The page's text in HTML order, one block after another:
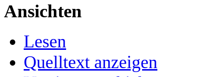
Ansichten
Lesen
Quelltext anzeigen